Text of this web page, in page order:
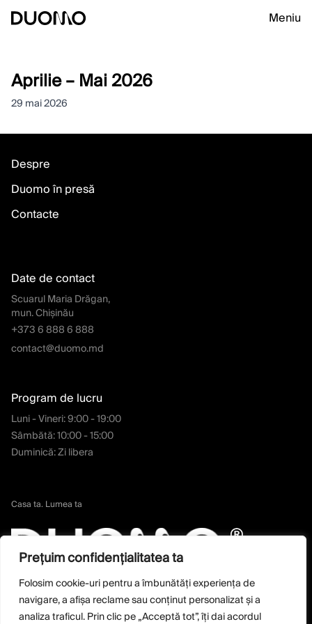
Prețuim confidențialitatea ta
Folosim cookie-uri pentru a îmbunătăți experiența de
navigare, a afișa reclame sau conținut personalizat și a
analiza traficul. Prin clic pe „Acceptă tot”, îți dai acordul
Meniu
Aprilie – Mai 2026
29 mai 2026
Despre
Duomo în presă
Contacte
Date de contact
Scuarul Maria Drăgan,
mun. Chișinău
+373 6 888 6 888
contact@duomo.md
Program de lucru
Luni - Vineri: 9:00 - 19:00
Sâmbătă: 10:00 - 15:00
Duminică: Zi libera
Casa ta. Lumea ta